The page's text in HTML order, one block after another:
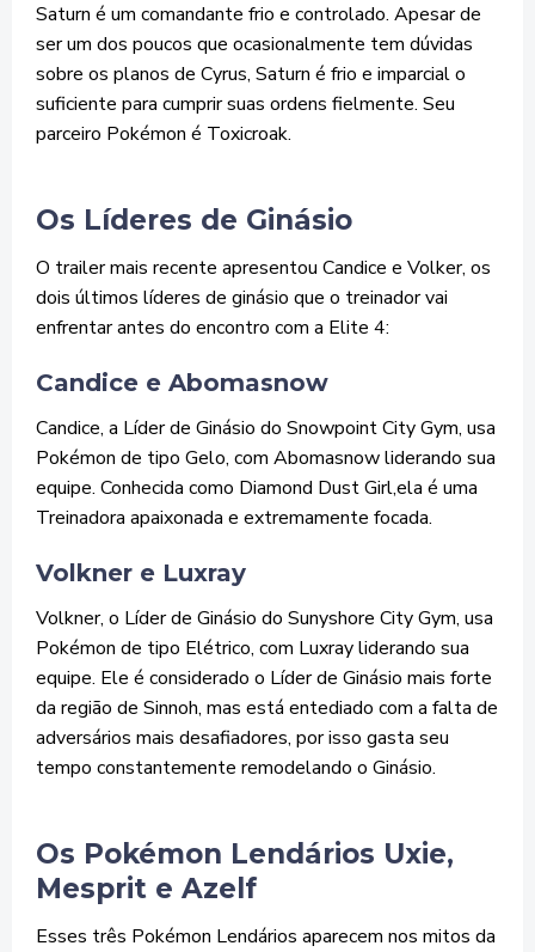
Saturn é um comandante frio e controlado. Apesar de
ser um dos poucos que ocasionalmente tem dúvidas
sobre os planos de Cyrus, Saturn é frio e imparcial o
suficiente para cumprir suas ordens fielmente. Seu
parceiro Pokémon é Toxicroak.
Os Líderes de Ginásio
O trailer mais recente apresentou Candice e Volker, os
dois últimos líderes de ginásio que o treinador vai
enfrentar antes do encontro com a Elite 4:
Candice e Abomasnow
Candice, a Líder de Ginásio do Snowpoint City Gym, usa
Pokémon de tipo Gelo, com Abomasnow liderando sua
equipe. Conhecida como Diamond Dust Girl,ela é uma
Treinadora apaixonada e extremamente focada.
Volkner e Luxray
Volkner, o Líder de Ginásio do Sunyshore City Gym, usa
Pokémon de tipo Elétrico, com Luxray liderando sua
equipe. Ele é considerado o Líder de Ginásio mais forte
da região de Sinnoh, mas está entediado com a falta de
adversários mais desafiadores, por isso gasta seu
tempo constantemente remodelando o Ginásio.
Os Pokémon Lendários Uxie,
Mesprit e Azelf
Esses três Pokémon Lendários aparecem nos mitos da